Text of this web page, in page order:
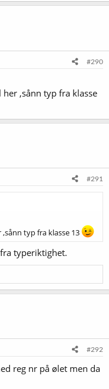
#290
,sånn typ fra klasse
#291
typ fra klasse 13
typeriktighet.
#292
reg nr på ølet men da